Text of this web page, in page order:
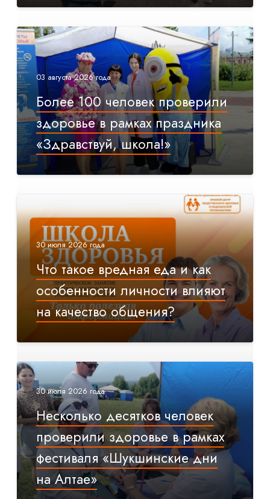
03 августа 2026 года
Более 100 человек проверили
здоровье в рамках праздника
«Здравствуй, школа!»
30 июля 2026 года
Что такое вредная еда и как
особенности личности влияют
на качество общения?
30 июля 2026 года
Несколько десятков человек
проверили здоровье в рамках
фестиваля «Шукшинские дни
на Алтае»